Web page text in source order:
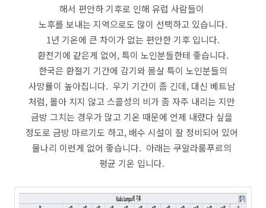
해서 편안하 기후로 인해 유럽 사람들이
노후를 보내는 지역으로도 많이 선택하고 있습니다.
1년 기온에 큰 차이가 없는 편안한 기후 입니다.
환전기에 같은게 없어, 특이 노인분들한테 좋습니다.
한국은 환절기 기간에 감기와 몸살 특이 노인분들의
사망률이 높아집니다. 우기 기간이 좀 긴데, 대신 베트남
처럼, 몰아 치지 않고 스콜성의 비가 좀 자주 내리는 지만
금방 그치는 경우가 많고 기온 때문에 언제 내렸다 싶을
정도로 금방 마르기도 하고, 배수 시설이 잘 정비되어 있어
물나리 이런게 없어 좋습니다. 아래는 쿠알라룸푸르의
평균 기온 입니다.